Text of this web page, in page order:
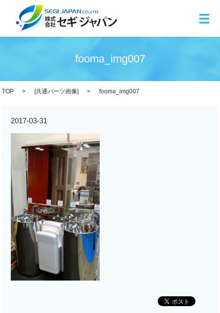
メ
fooma_img007
TOP [共通パーツ画像] fooma_img007
2017-03-31